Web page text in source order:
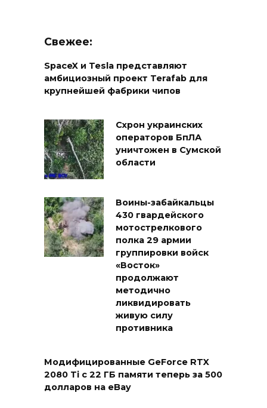
Свежее:
SpaceX и Tesla представляют
амбициозный проект Terafab для
крупнейшей фабрики чипов
Схрон украинских
операторов БпЛА
уничтожен в Сумской
области
Воины-забайкальцы
430 гвардейского
мотострелкового
полка 29 армии
группировки войск
«Восток»
продолжают
методично
ликвидировать
живую силу
противника
Модифицированные GeForce RTX
2080 Ti с 22 ГБ памяти теперь за 500
долларов на eBay